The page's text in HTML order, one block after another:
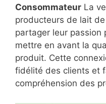
Consommateur La
producteurs de lait
partager leur passion
mettre en avant la
produit. Cette
fidélité des clients et
compréhension des